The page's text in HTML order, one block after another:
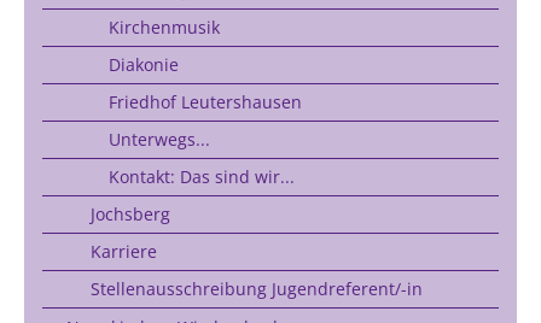
Kirchenmusik
Diakonie
Friedhof Leutershausen
Unterwegs...
Kontakt: Das sind wir...
Jochsberg
Karriere
Stellenausschreibung Jugendreferent/-in